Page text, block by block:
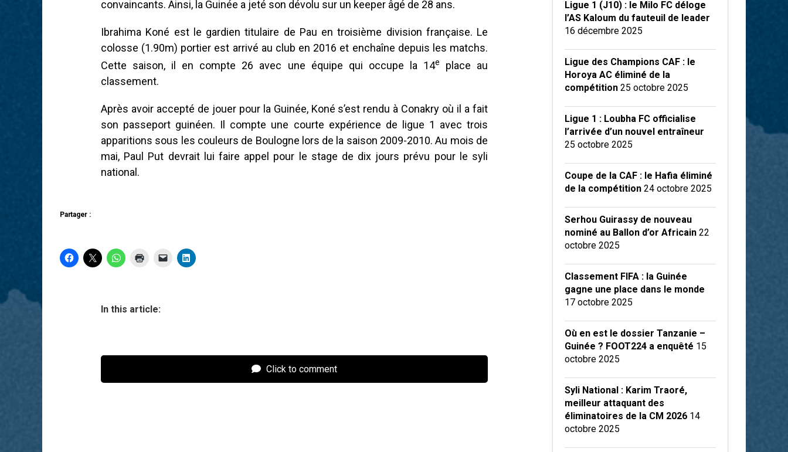
convaincants. Ainsi, la Guinée a jeté son dévolu sur un keeper âgé de 28 ans.
Ibrahima Koné est le gardien titulaire de Pau en troisième division française. Le
colosse (1.90m) portier est arrivé au club en 2016 et enchaîne depuis les matchs.
Cette saison, il en compte 26 avec une équipe qui occupe la 14e
place au
classement.
Après avoir accepté de jouer pour la Guinée, Koné s’est rendu à Conakry où il a fait
son passeport guinéen. Il compte une courte expérience de ligue 1 avec trois
apparitions sous les couleurs de Boulogne lors de la saison 2009-2010. Au mois de
mai, Paul Put devrait lui faire appel pour le stage de dix jours prévu pour le syli
national.
Partager :
In this article:
Click to comment
Ligue 1 (J10) : le Milo FC déloge
l’AS Kaloum du fauteuil de leader
16 décembre 2025
Ligue des Champions CAF : le
Horoya AC éliminé de la
compétition 25 octobre 2025
Ligue 1 : Loubha FC officialise
l’arrivée d’un nouvel entraîneur
25 octobre 2025
Coupe de la CAF : le Hafia éliminé
de la compétition 24 octobre 2025
Serhou Guirassy de nouveau
nominé au Ballon d’or Africain 22
octobre 2025
Classement FIFA : la Guinée
gagne une place dans le monde
17 octobre 2025
Où en est le dossier Tanzanie –
Guinée ? FOOT224 a enquêté 15
octobre 2025
Syli National : Karim Traoré,
meilleur attaquant des
éliminatoires de la CM 2026 14
octobre 2025